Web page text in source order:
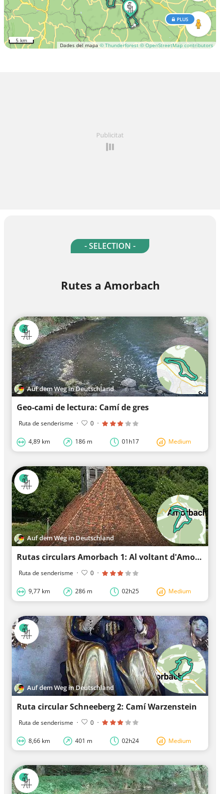
Dades del mapa© Thunderforest © OpenStreetMap contributors
PLUS
5 km
Publicitat
- SELECTION -
Rutes a Amorbach
Auf dem Weg in Deutschland
Geo-cami de lectura: Camí de gres
Ruta de senderisme · 0 ·
4,89 km 186 m 01h17 Medium
Auf dem Weg in Deutschland
Rutas circulars Amorbach 1: Al voltant d'Amorbach
Ruta de senderisme · 0 ·
9,77 km 286 m 02h25 Medium
Auf dem Weg in Deutschland
Ruta circular Schneeberg 2: Camí Warzenstein
Ruta de senderisme · 0 ·
8,66 km 401 m 02h24 Medium